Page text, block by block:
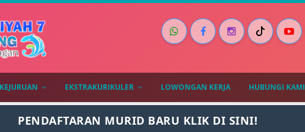
KEJURUAN EKSTRAKURIKULER LOWONGAN KERJA HUBUNGI KAMI
PENDAFTARAN MURID BARU KLIK DI SINI!